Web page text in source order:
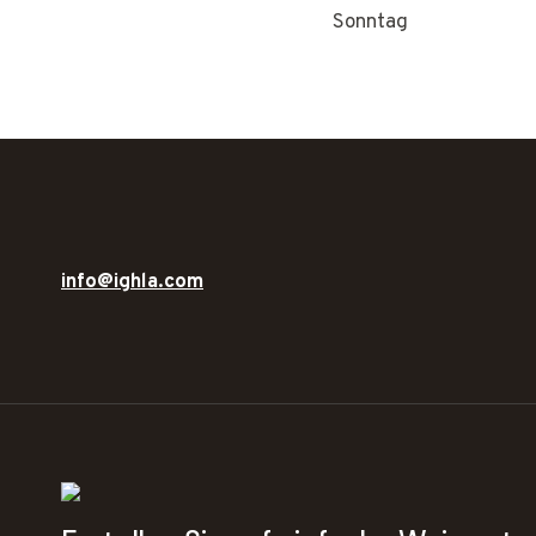
Sonntag
info@ighla.com